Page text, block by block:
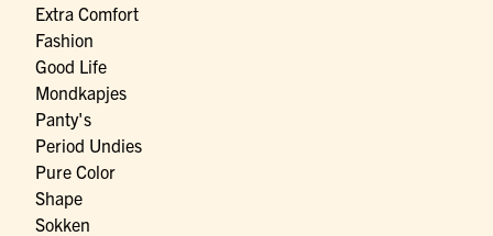
Extra Comfort
Fashion
Good Life
Mondkapjes
Panty's
Period Undies
Pure Color
Shape
Sokken